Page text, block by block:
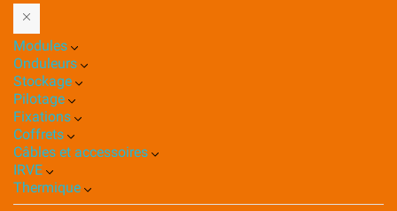
Modules
Onduleurs
Stockage
Pilotage
Fixations
Coffrets
Câbles et accessoires
IRVE
Thermique